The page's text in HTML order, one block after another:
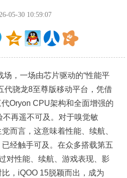
05-30 10:59:07
，一场由芯片驱动的“性能平
代骁龙8至尊版移动平台，凭借
Oryon CPU架构和全面增强的
再遥不可及。对于嗅觉敏
而言，这意味着性能、续航、
经触手可及。在众多搭载第五
对性能、续航、游戏表现、影
，iQOO 15脱颖而出，成为